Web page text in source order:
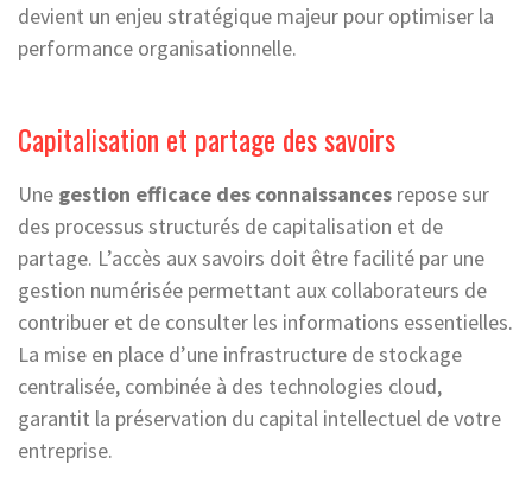
devient un enjeu stratégique majeur pour optimiser la
performance organisationnelle.
Capitalisation et partage des savoirs
Une gestion efficace des connaissances repose sur
des processus structurés de capitalisation et de
partage. L’accès aux savoirs doit être facilité par une
gestion numérisée permettant aux collaborateurs de
contribuer et de consulter les informations essentielles.
La mise en place d’une infrastructure de stockage
centralisée, combinée à des technologies cloud,
garantit la préservation du capital intellectuel de votre
entreprise.